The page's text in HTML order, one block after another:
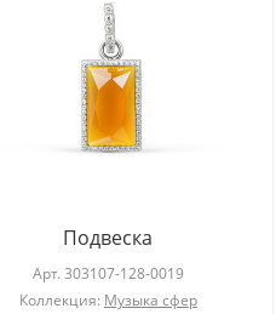
Подвеска
Арт. 303107-128-0019
Коллекция: Музыка сфер